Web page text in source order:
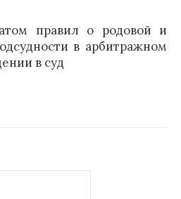
правил о родовой и
в арбитражном
в суд